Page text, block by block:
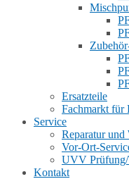
Ersatzteile
Fachmarkt für
Service
Reparatur und
Vor-Ort-
UVV
Kontakt